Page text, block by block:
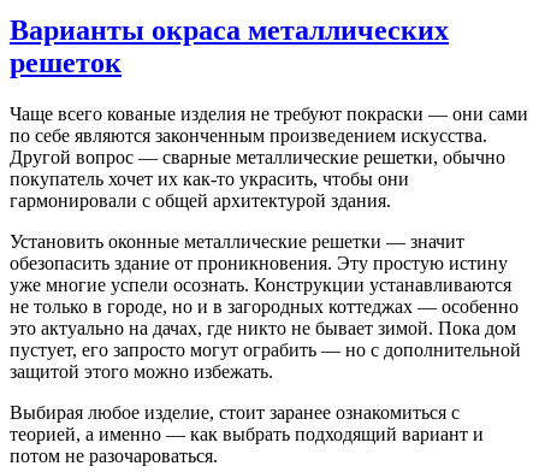
Варианты окраса металлических
решеток
Чаще всего кованые изделия не требуют покраски — они сами
по себе являются законченным произведением искусства.
Другой вопрос — сварные металлические решетки, обычно
покупатель хочет их как-то украсить, чтобы они
гармонировали с общей архитектурой здания.
Установить оконные металлические решетки — значит
обезопасить здание от проникновения. Эту простую истину
уже многие успели осознать. Конструкции устанавливаются
не только в городе, но и в загородных коттеджах — особенно
это актуально на дачах, где никто не бывает зимой. Пока дом
пустует, его запросто могут ограбить — но с дополнительной
защитой этого можно избежать.
Выбирая любое изделие, стоит заранее ознакомиться с
теорией, а именно — как выбрать подходящий вариант и
потом не разочароваться.